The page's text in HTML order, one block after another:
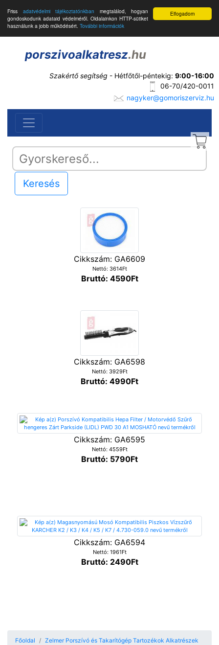
Elfogadom
Friss adatvédelmi tájékoztatónkban megtalálod, hogyan
gondoskodunk adataid védelméről. Oldalainkon HTTP-sütiket
használunk a jobb működésért. További információk
porszivoalkatresz.hu
Szakértő segítség - Hétfőtől-péntekig: 9:00-16:00
06-70/420-0011
nagyker@gomoriszerviz.hu
Keresés
Cikkszám: GA6609
Nettó: 3614Ft
Bruttó: 4590Ft
Cikkszám: GA6598
Nettó: 3929Ft
Bruttó: 4990Ft
Cikkszám: GA6595
Nettó: 4559Ft
Bruttó: 5790Ft
Cikkszám: GA6594
Nettó: 1961Ft
Bruttó: 2490Ft
Főoldal
Zelmer Porszívó és Takarítógép Tartozékok Alkatrészek